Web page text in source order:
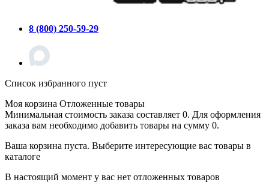
8 (800) 250-59-29
Список избранного пуст
Моя корзина Отложенные товары
Минимальная стоимость заказа составляет 0. Для оформления
заказа вам необходимо добавить товары на сумму 0.
Ваша корзина пуста. Выберите интересующие вас товары в
каталоге
В настоящий момент у вас нет отложенных товаров